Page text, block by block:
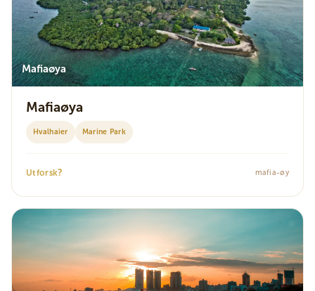
Mafiaøya
Mafiaøya
Hvalhaier Marine Park
Utforsk? mafia-øy